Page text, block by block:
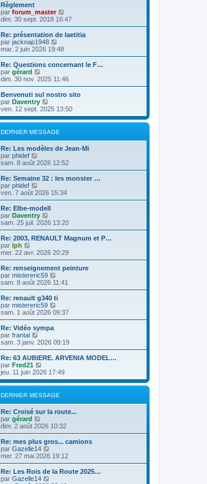
u
l
r
l
e
e
n
i
e
m
e
s
s
a
g
Règlement
par forum_master
o
n
s
r
l
e
e
n
i
m
e
s
a
g
dim. 30 sept. 2018 16:47
Re: présentation de laetitia
par jacknap1948
o
n
s
l
e
r
l
e
d
r
n
i
r
m
e
s
a
mar. 2 juin 2026 19:48
Re: Questions concernant le F…
par gérard
o
n
s
u
l
e
r
l
e
d
r
n
i
r
m
e
s
s
a
g
dim. 30 nov. 2025 11:46
Benvenuti sul nostro sito
par Daventry
o
n
s
u
e
l
e
d
r
n
r
m
e
s
a
g
e
ven. 12 sept. 2025 13:50
DERNIER MESSAGE
Re: Les modèles de Jean-Mi
par phidef
o
n
s
l
r
l
e
e
n
i
e
r
m
e
s
s
a
g
e
sam. 8 août 2026 12:52
Re: Semaine 32 : les monster …
par phidef
o
n
s
u
l
e
r
l
e
e
r
n
i
e
r
m
e
s
a
g
e
ven. 7 août 2026 15:34
Re: Elbe-modell
par Daventry
o
n
s
l
r
l
e
e
r
n
i
e
m
e
s
a
g
e
sam. 25 juil. 2026 13:20
Re: 2003, RENAULT Magnum et P…
par lph
o
n
s
u
l
e
r
l
e
e
r
n
i
e
r
m
e
s
s
a
g
e
mer. 22 avr. 2026 20:29
Re: renseignement peinture
par mistereric59
o
n
s
l
l
e
e
n
i
r
m
e
s
a
g
sam. 8 août 2026 11:41
Re: renault g340 ti
par mistereric59
o
n
l
e
r
e
d
r
n
i
r
m
e
s
a
g
sam. 1 août 2026 09:37
Re: Vidéo sympa
par frantal
o
n
s
u
l
e
r
l
e
d
e
r
n
i
e
r
m
e
s
sam. 3 janv. 2026 09:19
Re: 63 AUBIERE. ARVENIA MODEL…
par Fred21
o
n
s
u
e
l
e
d
e
r
n
i
e
jeu. 11 juin 2026 17:49
DERNIER MESSAGE
Re: Croisé sur la route...
par gérard
o
n
s
u
l
r
l
dim. 2 août 2026 10:32
Re: mes plus gros... camions
par Gazelle14
o
n
s
mer. 27 mai 2026 19:12
Re: Les Rois de la Route 2025…
par Gazelle14